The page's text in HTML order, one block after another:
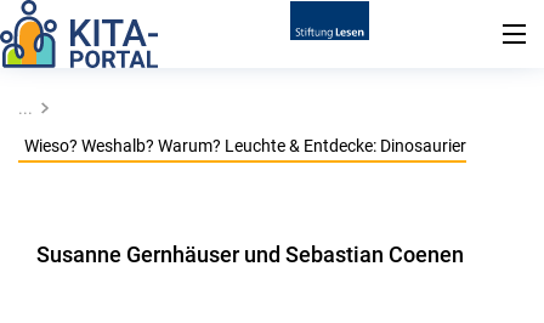
...
Wieso? Weshalb? Warum? Leuchte & Entdecke: Dinosaurier
Susanne Gernhäuser und Sebastian Coenen